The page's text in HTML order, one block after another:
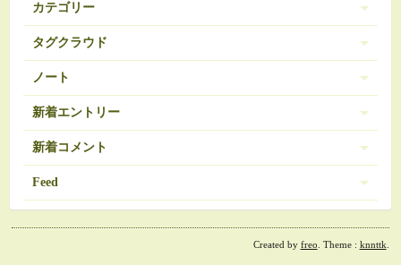
カテゴリー
伊豆 (303)
日常 (560)
娘の成長 (669)
ゲーム (342)
ガーデニング (39)
タグクラウド
BRAVELY DEFAULT
SDガンダム お弁当
お気に入り（私）
アーマードコア エランシア
オンラインゲーム 508 ガンダム 24
ノート
ノートは登録されていません。
新着エントリー
javascript 再勉強中
新着コメント
Re:エランシア DSH版SS
2026/06/18 from 承認待ち
Feed
Created by freo . Theme : knnttk